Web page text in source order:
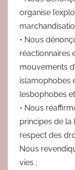
organise
• Nous
réactionnaires
mouvements
islamophobes
lesbophobes
• Nous
principes de la
respect des
Nous
vies ;